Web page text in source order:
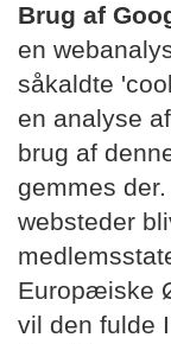
Brug af
en
såkaldte
en analyse
brug af
gemmes
websteder
Europæiske
vil den fulde